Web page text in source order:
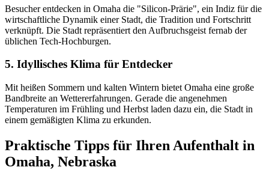
Besucher entdecken in Omaha die "Silicon-Prärie", ein Indiz für die
wirtschaftliche Dynamik einer Stadt, die Tradition und Fortschritt
verknüpft. Die Stadt repräsentiert den Aufbruchsgeist fernab der
üblichen Tech-Hochburgen.
5. Idyllisches Klima für Entdecker
Mit heißen Sommern und kalten Wintern bietet Omaha eine große
Bandbreite an Wettererfahrungen. Gerade die angenehmen
Temperaturen im Frühling und Herbst laden dazu ein, die Stadt in
einem gemäßigten Klima zu erkunden.
Praktische Tipps für Ihren Aufenthalt in
Omaha, Nebraska